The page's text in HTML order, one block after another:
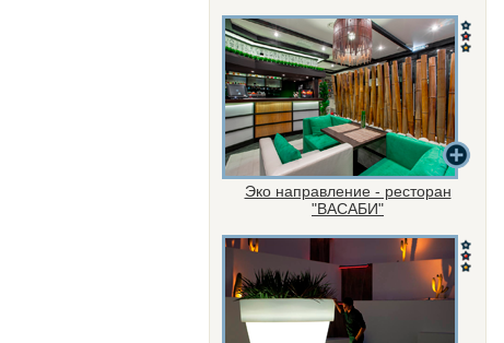
Эко направление - ресторан
"ВАСАБИ"